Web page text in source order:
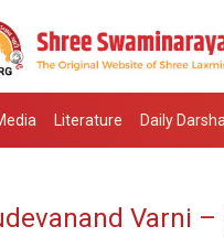
Literature Daily
Varni